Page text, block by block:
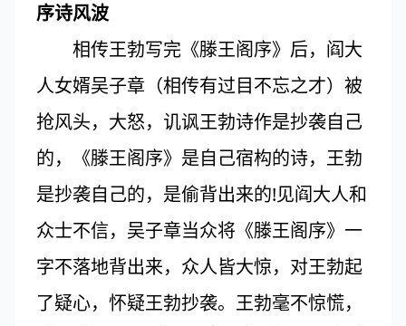
序诗风波
相传王勃写完《滕王阁序》后，阎大
人女婿吴子章（相传有过目不忘之才）被
抢风头，大怒，讥讽王勃诗作是抄袭自己
的，《滕王阁序》是自己宿构的诗，王勃
是抄袭自己的，是偷背出来的!见阎大人和
众士不信，吴子章当众将《滕王阁序》一
字不落地背出来，众人皆大惊，对王勃起
了疑心，怀疑王勃抄袭。王勃毫不惊慌，